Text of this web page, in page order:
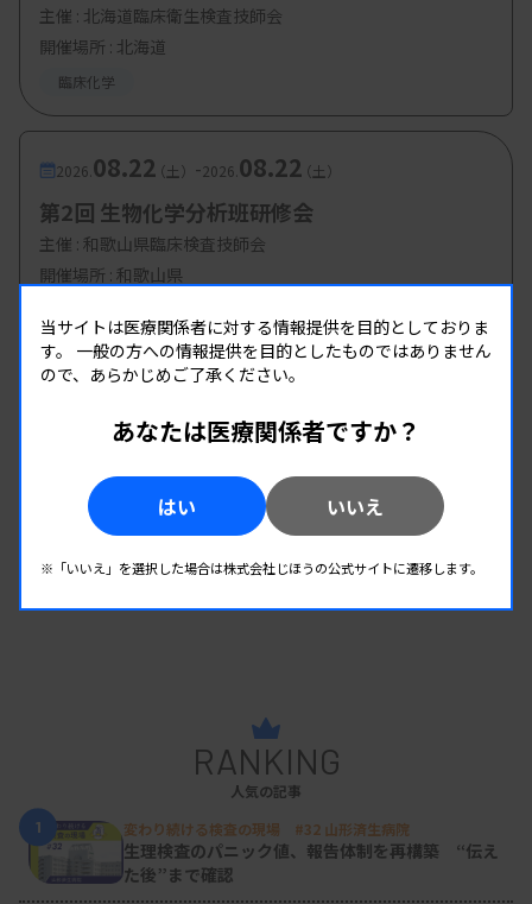
・対 象：JES会員
・申し込み方法（申し込み先メールのご案内）
先にJES会員登録が必要（電気泳動学会
https://jes1950.jp/
会員番号がわかってから、
「TSCC・JES合同勉強会参加希望」の旨をメールで
連絡する。問い合わせは、JES事務局
主催 : 北海道臨床衛生検査技師会
開催場所 : 北海道
臨床化学
2026. 08.22（土） -2026. 08.22（土）
第2回 生物化学分析班研修会
主催 : 和歌山県臨床検査技師会
開催場所 : 和歌山県
RANKING
人気の記事
1
変わり続ける検査の現場 #32 山形済生病院
生理検査のパニック値、報告体制を再構築 “伝え
た後”まで確認
当サイトは医療関係者に対する情報提供を目的としておりま
す。 一般の方への情報提供を目的としたものではありません
ので、あらかじめご了承ください。
あなたは医療関係者ですか？
はい いいえ
※「いいえ」を選択した場合は株式会社じほうの公式サイトに遷移します。